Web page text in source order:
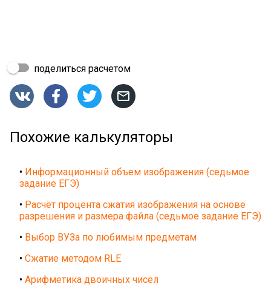
поделиться расчетом
   
Похожие калькуляторы
• Информационный объем изображения (седьмое
задание ЕГЭ)
• Расчёт процента сжатия изображения на основе
разрешения и размера файла (седьмое задание ЕГЭ)
• Выбор ВУЗа по любимым предметам
• Сжатие методом RLE
• Арифметика двоичных чисел